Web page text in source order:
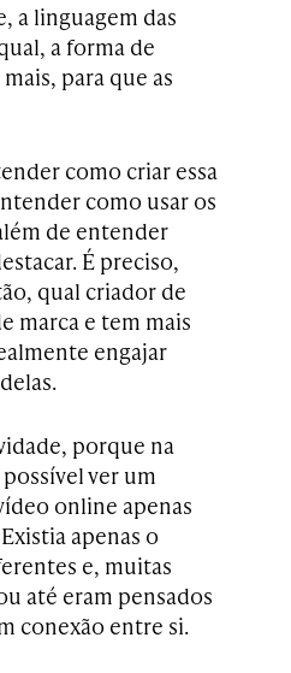
a linguagem das
a forma de
para que as
como criar essa
como usar os
de entender
É preciso,
qual criador de
marca e tem mais
engajar
porque na
ver um
online apenas
apenas o
e, muitas
até eram pensados
conexão entre si.